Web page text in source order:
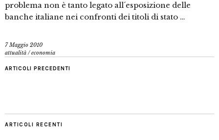
problema non è tanto legato all´esposizione delle
banche italiane nei confronti dei titoli di stato …
7 Maggio 2010
attualità /economia
ARTICOLI PRECEDENTI
ARTICOLI RECENTI